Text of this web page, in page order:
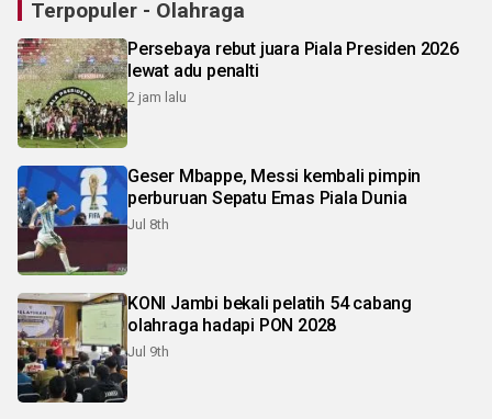
Terpopuler - Olahraga
Persebaya rebut juara Piala Presiden 2026
lewat adu penalti
2 jam lalu
Geser Mbappe, Messi kembali pimpin
perburuan Sepatu Emas Piala Dunia
Jul 8th
KONI Jambi bekali pelatih 54 cabang
olahraga hadapi PON 2028
Jul 9th